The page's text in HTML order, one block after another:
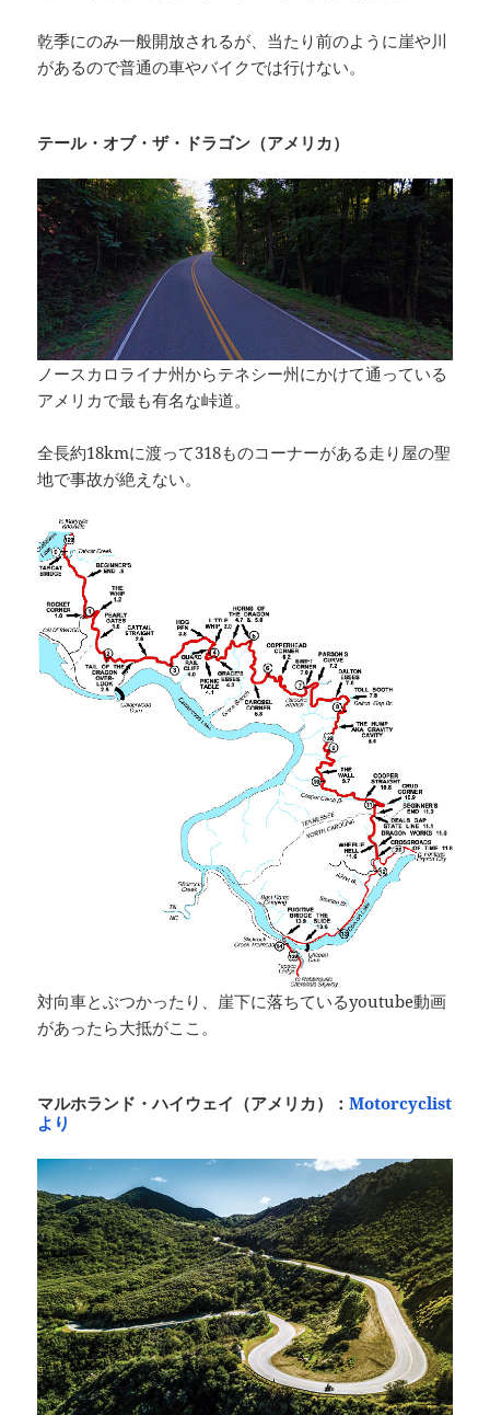
乾季にのみ一般開放されるが、当たり前のように崖や川
があるので普通の車やバイクでは行けない。
テール・オブ・ザ・ドラゴン（アメリカ）
ノースカロライナ州からテネシー州にかけて通っている
アメリカで最も有名な峠道。
全長約18kmに渡って318ものコーナーがある走り屋の聖
地で事故が絶えない。
対向車とぶつかったり、崖下に落ちているyoutube動画
があったら大抵がここ。
マルホランド・ハイウェイ（アメリカ）：Motorcyclist
より